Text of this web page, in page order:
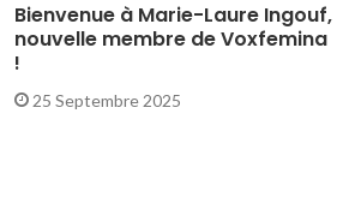
Bienvenue à Marie-Laure Ingouf,
nouvelle membre de Voxfemina
!
25 Septembre 2025